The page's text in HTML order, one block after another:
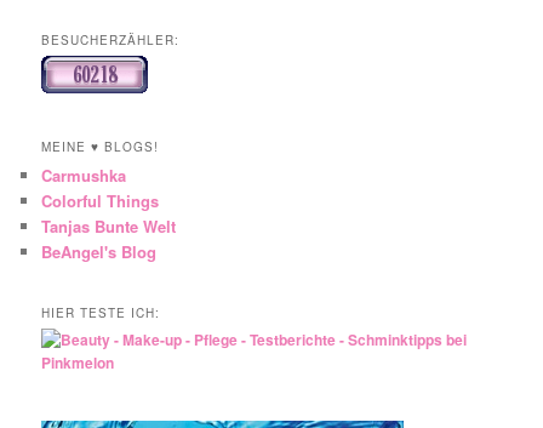
BESUCHERZÄHLER:
MEINE ♥ BLOGS!
Carmushka
Colorful Things
Tanjas Bunte Welt
BeAngel's Blog
HIER TESTE ICH: